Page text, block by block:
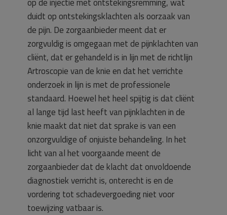
duidt op ontstekingsklachten als oorzaak van
de pijn. De zorgaanbieder meent dat er
zorgvuldig is omgegaan met de pijnklachten van
cliënt, dat er gehandeld is in lijn met de richtlijn
Artroscopie van de knie en dat het verrichte
onderzoek in lijn is met de professionele
standaard. Hoewel het heel spijtig is dat cliënt
al lange tijd last heeft van pijnklachten in de
knie maakt dat niet dat sprake is van een
onzorgvuldige of onjuiste behandeling. In het
licht van al het voorgaande meent de
zorgaanbieder dat de klacht dat onvoldoende
diagnostiek verricht is, onterecht is en de
vordering tot schadevergoeding niet voor
toewijzing vatbaar is.